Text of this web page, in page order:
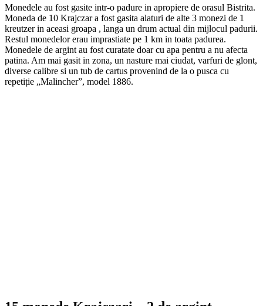
Monedele au fost gasite intr-o padure in apropiere de orasul Bistrita.
Moneda de 10 Krajczar a fost gasita alaturi de alte 3 monezi de 1
kreutzer in aceasi groapa , langa un drum actual din mijlocul padurii.
Restul monedelor erau imprastiate pe 1 km in toata padurea.
Monedele de argint au fost curatate doar cu apa pentru a nu afecta
patina. Am mai gasit in zona, un nasture mai ciudat, varfuri de glont,
diverse calibre si un tub de cartus provenind de la o pusca cu
repetiție „Malincher”, model 1886.